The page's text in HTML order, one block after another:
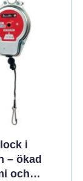
i
– ökad
och